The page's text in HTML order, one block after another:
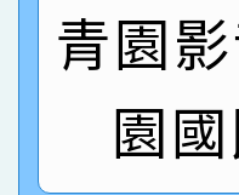
名
倩參加
名 指
賀！本
園市
指導老
賀！
賽 劉
賀！
青園
園